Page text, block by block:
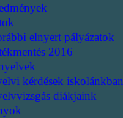
elnyert pályázatok
2016
kérdések iskolánkban
diákjaink